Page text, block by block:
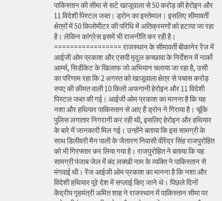
पाकिस्तान की सीमा से सटे खाजूवाला से 50 करोड़ की हेरोइन और
11 विदेशी पिस्टल जब्त। ड्रोन का इस्तेमाल। इसलिए सीमावर्ती
क्षेत्रों में 50 किलोमीटर की परिधि में अतिक्रमणों को हटाया जा रहा
है। लेकिन कांग्रेस इसमें भी राजनीति कर रही है।
================= राजस्थान के सीमावर्ती बीकानेर रेंज में
आईजी ओम प्रकाश और एसपी मृदुल कच्छावा के निर्देशन में नार्को
आर्म्स, सिडीकेट के खिलाफ जो अभियान चलाया जा रहा है, उसी
का परिणाम रहा कि 2 अगस्त को खाजूवाला क्षेत्र से पचास करोड़
रुपए की कीमत वाली 10 किलो अफगानी हेरोइन और 11 विदेशी
पिस्टल जब्त की गई। आईजी ओम प्रकाश का मानना है कि यह
नशा और हथियार पाकिस्तान से आए हैं ड्रोन ने गिराया है। चूंकि
पुलिस लगातार निगरानी कर रही थी, इसलिए हेरोइन और हथियार
के बारे में जानकारी मिल गई। उन्होंने बताया कि इस सामग्री के
साथ डिलीवरी मैन पाली के जैतारण निवासी वीरेंद्र सिंह राजपुरोहित
को भी गिरफ्तार कर लिया गया है। राजपुरोहित ने बताया कि यह
सामग्री पंजाब जेल में बंद लक्खी नाम के व्यक्ति ने पाकिस्तान से
मंगवाई थी। रेंज आईजी ओम प्रकाश का मानना है कि नशा और
विदेशी हथियार पूरे देश में सप्लाई किए जाने थे। पिछले दिनों
केंद्रीय गृहमंत्री अमित शाह ने राजस्थान में पाकिस्तान सीमा पर